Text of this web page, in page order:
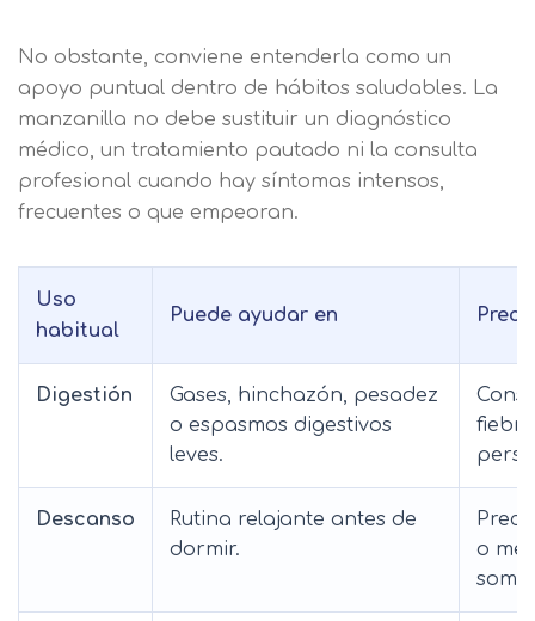
No obstante, conviene entenderla como un
apoyo puntual dentro de hábitos saludables. La
manzanilla no debe sustituir un diagnóstico
médico, un tratamiento pautado ni la consulta
profesional cuando hay síntomas intensos,
frecuentes o que empeoran.
Uso
habitual
Puede ayudar en
Digestión
Gases, hinchazón, pesadez
o espasmos digestivos
leves.
Descanso
Rutina relajante antes de
dormir.
o